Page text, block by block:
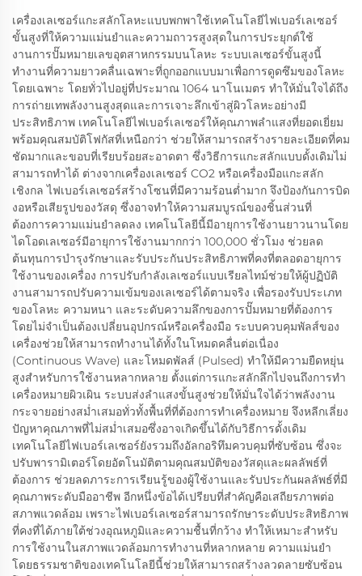
เครื่องเลเซอร์แกะสลักโลหะแบบพกพาใช้เทคโนโลยีไฟเบอร์เลเซอร์
ขั้นสูงที่ให้ความแม่นยำและความถาวรสูงสุดในการประยุกต์ใช้
งานการปั๊มหมายเลขอุตสาหกรรมบนโลหะ ระบบเลเซอร์ขั้นสูงนี้
ทำงานที่ความยาวคลื่นเฉพาะที่ถูกออกแบบมาเพื่อการดูดซึมของโลหะ
โดยเฉพาะ โดยทั่วไปอยู่ที่ประมาณ 1064 นาโนเมตร ทำให้มั่นใจได้ถึง
การถ่ายเทพลังงานสูงสุดและการเจาะลึกเข้าสู่ผิวโลหะอย่างมี
ประสิทธิภาพ เทคโนโลยีไฟเบอร์เลเซอร์ให้คุณภาพลำแสงที่ยอดเยี่ยม
พร้อมคุณสมบัติโฟกัสที่เหนือกว่า ช่วยให้สามารถสร้างรายละเอียดที่คม
ชัดมากและขอบที่เรียบร้อยสะอาดตา ซึ่งวิธีการแกะสลักแบบดั้งเดิมไม่
สามารถทำได้ ต่างจากเครื่องเลเซอร์ CO2 หรือเครื่องมือแกะสลัก
เชิงกล ไฟเบอร์เลเซอร์สร้างโซนที่มีความร้อนต่ำมาก จึงป้องกันการบิด
งอหรือเสียรูปของวัสดุ ซึ่งอาจทำให้ความสมบูรณ์ของชิ้นส่วนที่
ต้องการความแม่นยำลดลง เทคโนโลยีนี้มีอายุการใช้งานยาวนานโดย
ไดโอดเลเซอร์มีอายุการใช้งานมากกว่า 100,000 ชั่วโมง ช่วยลด
ต้นทุนการบำรุงรักษาและรับประกันประสิทธิภาพที่คงที่ตลอดอายุการ
ใช้งานของเครื่อง การปรับกำลังเลเซอร์แบบเรียลไทม์ช่วยให้ผู้ปฏิบัติ
งานสามารถปรับความเข้มของเลเซอร์ได้ตามจริง เพื่อรองรับประเภท
ของโลหะ ความหนา และระดับความลึกของการปั๊มหมายที่ต้องการ
โดยไม่จำเป็นต้องเปลี่ยนอุปกรณ์หรือเครื่องมือ ระบบควบคุมพัลส์ของ
เครื่องช่วยให้สามารถทำงานได้ทั้งในโหมดคลื่นต่อเนื่อง
(Continuous Wave) และโหมดพัลส์ (Pulsed) ทำให้มีความยืดหยุ่น
สูงสำหรับการใช้งานหลากหลาย ตั้งแต่การแกะสลักลึกไปจนถึงการทำ
เครื่องหมายผิวเผิน ระบบส่งลำแสงขั้นสูงช่วยให้มั่นใจได้ว่าพลังงาน
กระจายอย่างสม่ำเสมอทั่วทั้งพื้นที่ที่ต้องการทำเครื่องหมาย จึงหลีกเลี่ยง
ปัญหาคุณภาพที่ไม่สม่ำเสมอซึ่งอาจเกิดขึ้นได้กับวิธีการดั้งเดิม
เทคโนโลยีไฟเบอร์เลเซอร์ยังรวมถึงอัลกอริทึมควบคุมที่ซับซ้อน ซึ่งจะ
ปรับพารามิเตอร์โดยอัตโนมัติตามคุณสมบัติของวัสดุและผลลัพธ์ที่
ต้องการ ช่วยลดภาระการเรียนรู้ของผู้ใช้งานและรับประกันผลลัพธ์ที่มี
คุณภาพระดับมืออาชีพ อีกหนึ่งข้อได้เปรียบที่สำคัญคือเสถียรภาพต่อ
สภาพแวดล้อม เพราะไฟเบอร์เลเซอร์สามารถรักษาระดับประสิทธิภาพ
ที่คงที่ได้ภายใต้ช่วงอุณหภูมิและความชื้นที่กว้าง ทำให้เหมาะสำหรับ
การใช้งานในสภาพแวดล้อมการทำงานที่หลากหลาย ความแม่นยำ
โดยธรรมชาติของเทคโนโลยีนี้ช่วยให้สามารถสร้างลวดลายซับซ้อน